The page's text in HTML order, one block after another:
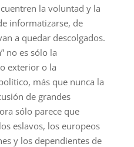
la voluntad y la
informatizarse, de
a quedar descolgados.
no es sólo la
exterior o la
más que nunca la
de grandes
sólo parece que
eslavos, los europeos
y los dependientes de